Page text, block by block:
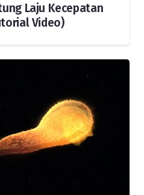
Laju Kecepatan
Video)